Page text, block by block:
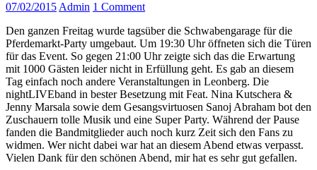
07/02/2015 Admin 1 Comment
Den ganzen Freitag wurde tagsüber die Schwabengarage für die
Pferdemarkt-Party umgebaut. Um 19:30 Uhr öffneten sich die Türen
für das Event. So gegen 21:00 Uhr zeigte sich das die Erwartung
mit 1000 Gästen leider nicht in Erfüllung geht. Es gab an diesem
Tag einfach noch andere Veranstaltungen in Leonberg. Die
nightLIVEband in bester Besetzung mit Feat. Nina Kutschera &
Jenny Marsala sowie dem Gesangsvirtuosen Sanoj Abraham bot den
Zuschauern tolle Musik und eine Super Party. Während der Pause
fanden die Bandmitglieder auch noch kurz Zeit sich den Fans zu
widmen. Wer nicht dabei war hat an diesem Abend etwas verpasst.
Vielen Dank für den schönen Abend, mir hat es sehr gut gefallen.